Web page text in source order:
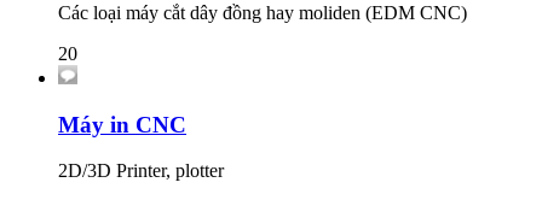
Các loại máy cắt dây đồng hay moliden (EDM CNC)
20
Máy in CNC
2D/3D Printer, plotter